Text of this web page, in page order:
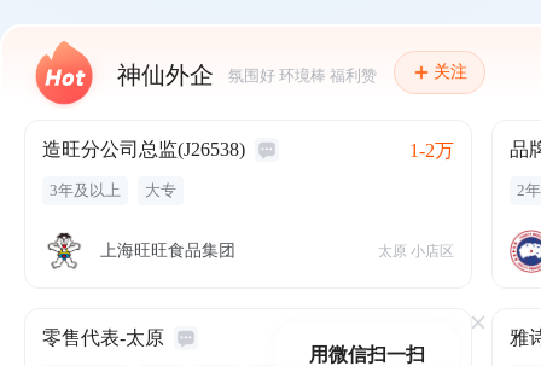
神仙外企 氛围好 环境棒 福利赞 关注
造旺分公司总监(J26538) 1-2万
3年及以上 大专
上海旺旺食品集团 太原 小店区
品
2
节
零
零售代表-太原
用微信扫一扫